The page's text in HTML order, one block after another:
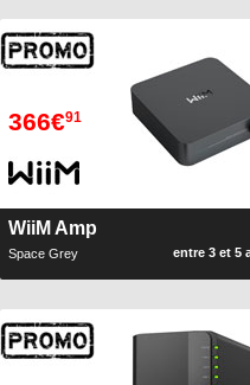
366€91
WiiM Amp
Space Grey entre 3 et 5